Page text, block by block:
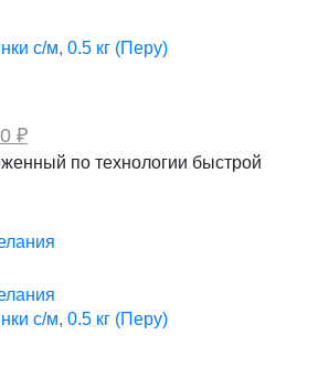
с/м, 0.5 кг (Перу)
₽.
₽Текущая
цена:
474,00 ₽.
по технологии быстрой
с/м, 0.5 кг (Перу)